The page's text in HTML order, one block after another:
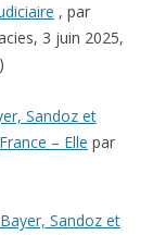
, par
3 juin 2025,
Sandoz et
– Elle par
Sandoz et